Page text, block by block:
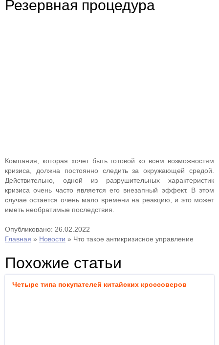
Резервная процедура
Компания, которая хочет быть готовой ко всем возможностям
кризиса, должна постоянно следить за окружающей средой.
Действительно, одной из разрушительных характеристик
кризиса очень часто является его внезапный эффект. В этом
случае остается очень мало времени на реакцию, и это может
иметь необратимые последствия.
Опубликовано: 26.02.2022
Главная » Новости » Что такое антикризисное управление
Похожие статьи
Четыре типа покупателей китайских кроссоверов